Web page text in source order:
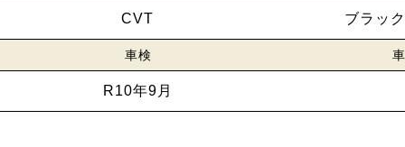
CVT ブラッ
車検
R10年9月